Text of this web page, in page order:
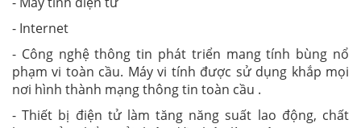
- Internet
- Công nghệ thông tin phát triển mang tính bùng nổ
phạm vi toàn cầu. Máy vi tính được sử dụng khắp mọi
nơi hình thành mạng thông tin toàn cầu .
- Thiết bị điện tử làm tăng năng suất lao động, chất